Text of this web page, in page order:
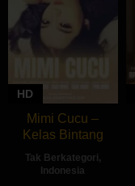
HD
Mimi Cucu –
Kelas Bintang
Tak Berkategori,
Indonesia